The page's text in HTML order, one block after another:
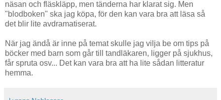
näsan och fläskläpp, men tänderna har klarat sig. Men
"blodboken" ska jag köpa, för den kan vara bra att läsa så
det blir lite avdramatiserat.
När jag ändå är inne på temat skulle jag vilja be om tips på
böcker med barn som går till tandläkaren, ligger på sjukhus,
får spruta osv... Det kan vara bra att ha lite sådan litteratur
hemma.